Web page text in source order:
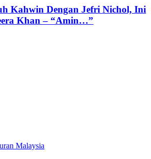
Kahwin Dengan Jefri Nichol, Ini
Khan – “Amin…”
Malaysia